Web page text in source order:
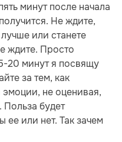
минут после начала
Не ждите,
или станете
ждите. Просто
20 минут я посвящу
за тем, как
не оценивая,
Польза будет
ее или нет. Так зачем